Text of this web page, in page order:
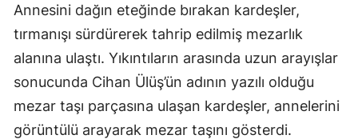
Annesini dağın eteğinde bırakan kardeşler,
tırmanışı sürdürerek tahrip edilmiş mezarlık
alanına ulaştı. Yıkıntıların arasında uzun arayışlar
sonucunda Cihan Ülüş’ün adının yazılı olduğu
mezar taşı parçasına ulaşan kardeşler, annelerini
görüntülü arayarak mezar taşını gösterdi.